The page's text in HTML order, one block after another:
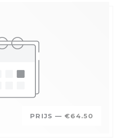
PRIJS — €64.50